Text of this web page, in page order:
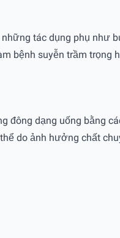
tác dụng phụ như
bệnh suyễn trầm
đông dạng uống bằng
do ảnh hưởng chất